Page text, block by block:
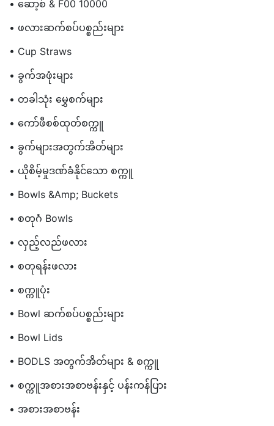
• ဆော့စ် & F00 10000
• ဖလားဆက်စပ်ပစ္စည်းများ
• Cup Straws
• ခွက်အဖုံးများ
• တခါသုံး မွှေစက်များ
• ကော်ဖီစစ်ထုတ်စက္ကူ
• ခွက်များအတွက်အိတ်များ
• ယိုစိမ့်မှုဒဏ်ခံနိုင်သော စက္ကူ
• Bowls &amp; Buckets
• စတုဂံ Bowls
• လှည့်လည်ဖလား
• စတုရန်းဖလား
• စက္ကူပုံး
• Bowl ဆက်စပ်ပစ္စည်းများ
• Bowl Lids
• BODLS အတွက်အိတ်များ & စက္ကူ
• စက္ကူအစားအစာဗန်းနှင့် ပန်းကန်ပြား
• အစားအစာဗန်း